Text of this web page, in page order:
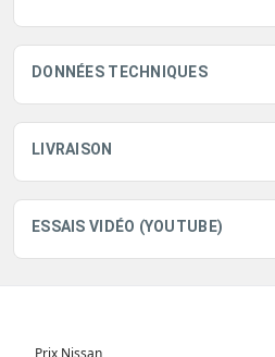
DONNÉES TECHNIQUES
LIVRAISON
ESSAIS VIDÉO (YOUTUBE)